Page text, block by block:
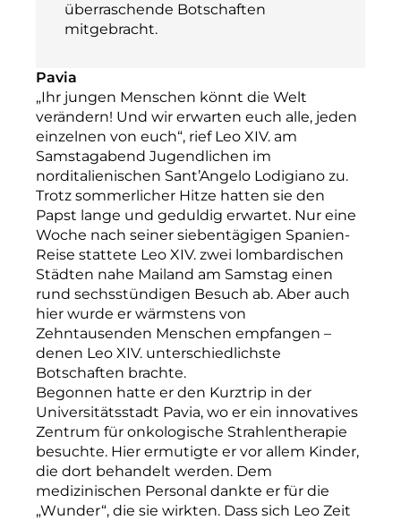
überraschende Botschaften
mitgebracht.
Pavia
„Ihr jungen Menschen könnt die Welt
verändern! Und wir erwarten euch alle, jeden
einzelnen von euch“, rief Leo XIV. am
Samstagabend Jugendlichen im
norditalienischen Sant’Angelo Lodigiano zu.
Trotz sommerlicher Hitze hatten sie den
Papst lange und geduldig erwartet. Nur eine
Woche nach seiner siebentägigen Spanien-
Reise stattete Leo XIV. zwei lombardischen
Städten nahe Mailand am Samstag einen
rund sechsstündigen Besuch ab. Aber auch
hier wurde er wärmstens von
Zehntausenden Menschen empfangen –
denen Leo XIV. unterschiedlichste
Botschaften brachte.
Begonnen hatte er den Kurztrip in der
Universitätsstadt Pavia, wo er ein innovatives
Zentrum für onkologische Strahlentherapie
besuchte. Hier ermutigte er vor allem Kinder,
die dort behandelt werden. Dem
medizinischen Personal dankte er für die
„Wunder“, die sie wirkten. Dass sich Leo Zeit